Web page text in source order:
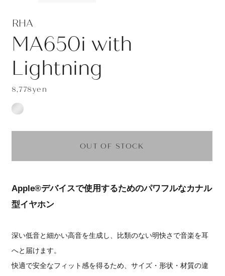
RHA
MA650i with
Lightning
8,778yen
OUT OF STOCK
Apple®デバイスで使用するためのパワフルなカナル
型イヤホン
深い低音と細かい高音を生成し、比類のない明快さで音楽を耳
へと届けます。
快適で安全なフィット感を得るため、サイズ・形状・材質の違